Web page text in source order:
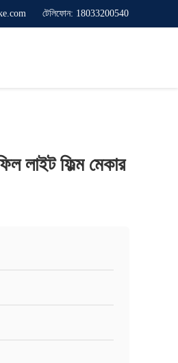
টেলিফোন: 18033200540
ফিল্ম মেকার